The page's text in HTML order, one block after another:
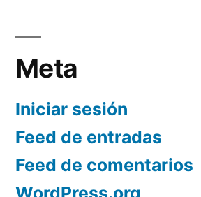
Meta
Iniciar sesión
Feed de entradas
Feed de comentarios
WordPress.org